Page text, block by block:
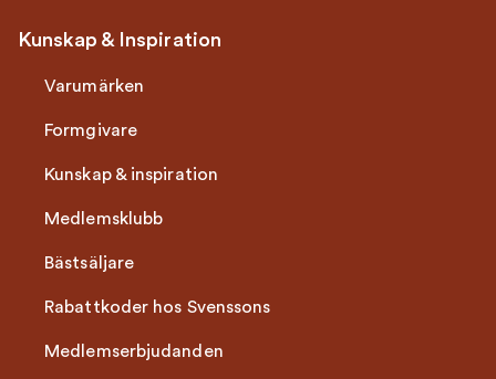
Kunskap & Inspiration
Varumärken
Formgivare
Kunskap & inspiration
Medlemsklubb
Bästsäljare
Rabattkoder hos Svenssons
Medlemserbjudanden